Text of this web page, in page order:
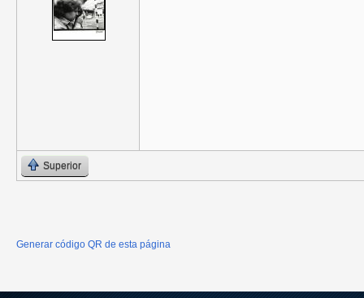
Superior
Generar código QR de esta página